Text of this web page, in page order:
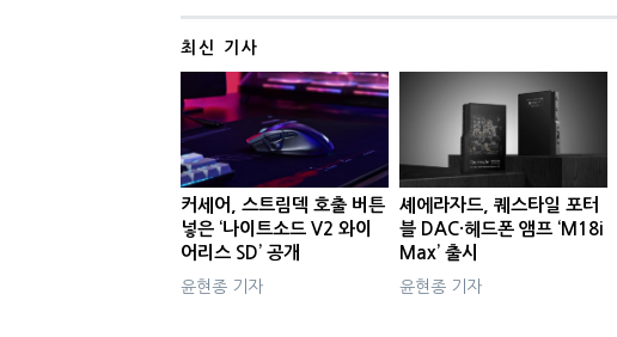
최신 기사
커세어, 스트림덱 호출 버튼
넣은 ‘나이트소드 V2 와이
어리스 SD’ 공개
윤현종 기자
셰에라자드, 퀘스타일 포터
블 DAC·헤드폰 앰프 ‘M18i
Max’ 출시
윤현종 기자